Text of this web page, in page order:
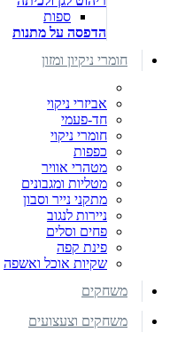
ספות
הדפסה על מתנות
חומרי ניקיון ומזון
אביזרי ניקוי
חד-פעמי
חומרי ניקוי
כפפות
מטהרי אוויר
מטליות ומגבונים
מתקני נייר וסבון
ניירות לנגוב
פחים וסלים
פינת קפה
שקיות אוכל ואשפה
משחקים
משחקים וצעצועים